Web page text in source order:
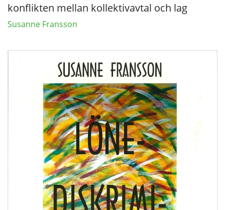
konflikten mellan kollektivavtal och lag
Susanne Fransson